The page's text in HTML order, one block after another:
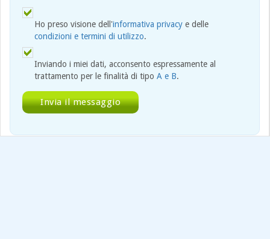
Ho preso visione dell'informativa privacy e delle
condizioni e termini di utilizzo.
Inviando i miei dati, acconsento espressamente al
trattamento per le finalità di tipo A e B.